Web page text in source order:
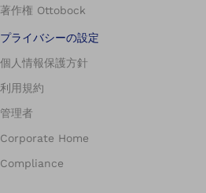
著作権 Ottobock
プライバシーの設定
個人情報保護方針
利用規約
管理者
Corporate Home
Compliance